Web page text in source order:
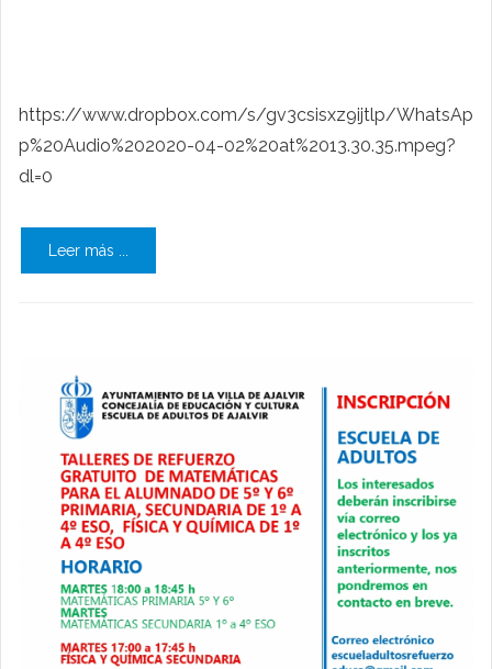
https://www.dropbox.com/s/gv3csisxz9ijtlp/WhatsAp
p%20Audio%202020-04-02%20at%2013.30.35.mpeg?
dl=0
Leer más ...